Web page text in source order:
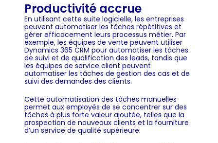
Productivité accrue
En utilisant cette suite logicielle, les entreprises
peuvent automatiser les tâches répétitives et
gérer efficacement leurs processus métier. Par
exemple, les équipes de vente peuvent utiliser
Dynamics 365 CRM pour automatiser les tâches
de suivi et de qualification des leads, tandis que
les équipes de service client peuvent
automatiser les tâches de gestion des cas et de
suivi des demandes des clients.
Cette automatisation des tâches manuelles
permet aux employés de se concentrer sur des
tâches à plus forte valeur ajoutée, telles que la
prospection de nouveaux clients et la fourniture
d’un service de qualité supérieure.